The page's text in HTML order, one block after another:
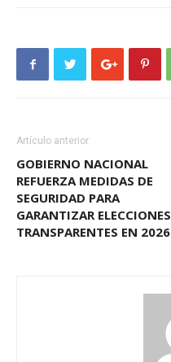
Artículo anterior
GOBIERNO NACIONAL
REFUERZA MEDIDAS DE
SEGURIDAD PARA
GARANTIZAR ELECCIONES
TRANSPARENTES EN 2026